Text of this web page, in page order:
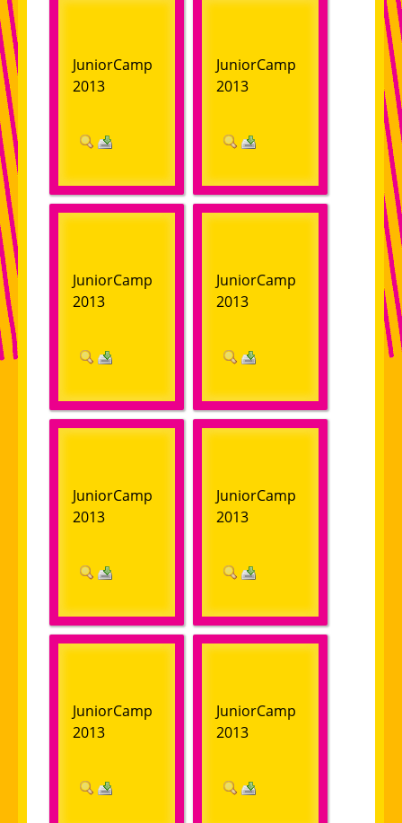
JuniorCamp
2013
JuniorCamp
2013
JuniorCamp
2013
JuniorCamp
2013
JuniorCamp
2013
JuniorCamp
2013
JuniorCamp
2013
JuniorCamp
2013